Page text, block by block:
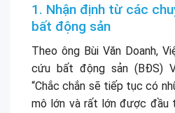
1. Nhận định từ các
bất động sản
Theo ông Bùi Văn Doanh,
cứu bất động sản (BĐS)
“Chắc chắn sẽ tiếp tục có
mô lớn và rất lớn được đầu